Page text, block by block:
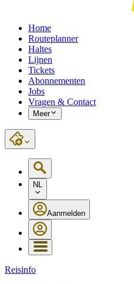
Home
Routeplanner
Haltes
Lijnen
Tickets
Abonnementen
Jobs
Vragen & Contact
Meer
NL
Aanmelden
Reisinfo